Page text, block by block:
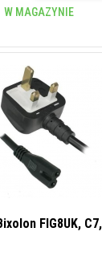
W MAGAZYNIE
FIG8UK,